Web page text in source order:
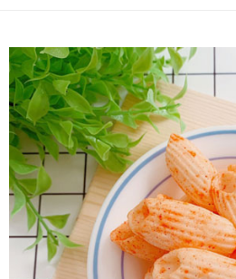
運送方式
全家取貨付款
每筆NT$60，滿NT$799(含以上)免運費
付款後全家取貨
每筆NT$60，滿NT$799(含以上)免運費
7-11取貨付款
每筆NT$60，滿NT$799(含以上)免運費
付款後7-11取貨